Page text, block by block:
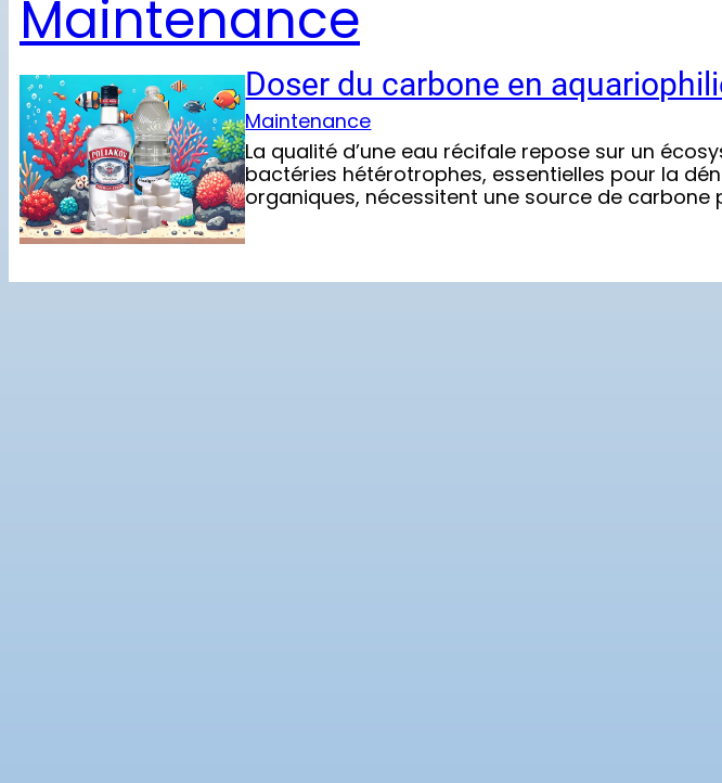
Maintenance
Doser du carbone en
Maintenance
La qualité d’une eau récifale repose sur un
bactéries hétérotrophes, essentielles pour la
organiques, nécessitent une source de carbone